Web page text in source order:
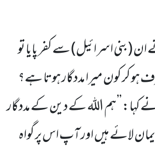
(بنی اسرائیل) سے کفر پایا تو
ہو کر کون میرا مددگار ہوتا ہے؟
کہا: ’’ ہم اللہ کے دین کے مددگار
لائے ہیں اور آپ اس پر گواہ